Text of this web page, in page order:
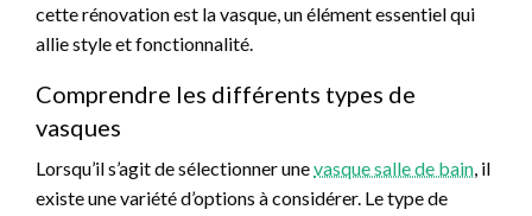
cette rénovation est la vasque, un élément essentiel qui
allie style et fonctionnalité.
Comprendre les différents types de
vasques
Lorsqu’il s’agit de sélectionner unevasque salle de bain, il
existe une variété d’options à considérer. Le type de